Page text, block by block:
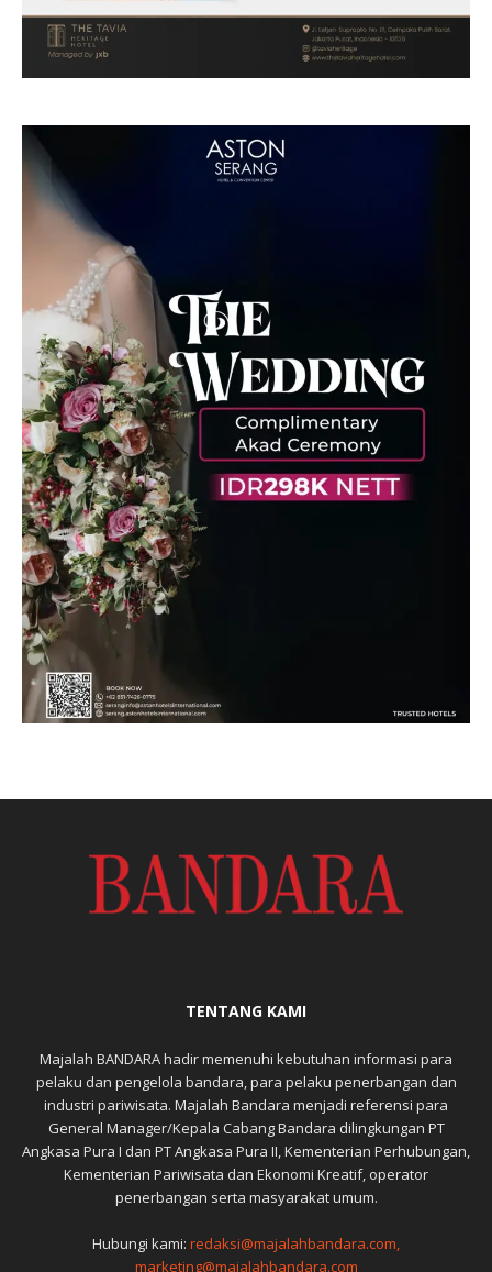
TENTANG KAMI
Majalah BANDARA hadir memenuhi kebutuhan informasi para
pelaku dan pengelola bandara, para pelaku penerbangan dan
industri pariwisata. Majalah Bandara menjadi referensi para
General Manager/Kepala Cabang Bandara dilingkungan PT
Angkasa Pura I dan PT Angkasa Pura II, Kementerian Perhubungan,
Kementerian Pariwisata dan Ekonomi Kreatif, operator
penerbangan serta masyarakat umum.
Hubungi kami: redaksi@majalahbandara.com,
marketing@majalahbandara.com